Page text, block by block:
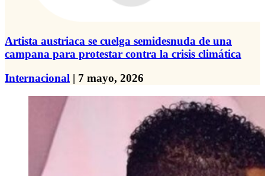
Artista austriaca se cuelga semidesnuda de una
campana para protestar contra la crisis climática
Internacional | 7 mayo, 2026